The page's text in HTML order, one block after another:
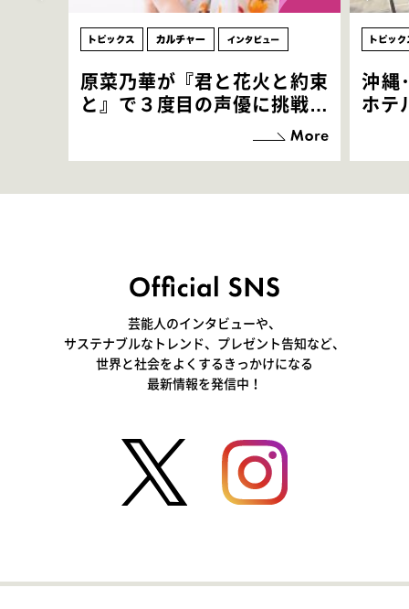
原菜乃華が『君と花火と約束
と』で３度目の声優に挑戦！
「お邪魔させてもらっている
感覚ですが､お芝居に没頭で
沖縄
ホテ
芸能人のインタビューや、
サステナブルなトレンド、プレゼント告知など、
世界と社会をよくするきっかけになる
最新情報を発信中！